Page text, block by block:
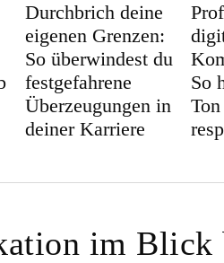
Durchbrich deine
eigenen Grenzen:
So überwindest du
festgefahrene
Überzeugungen in
deiner Karriere
So
im Blick